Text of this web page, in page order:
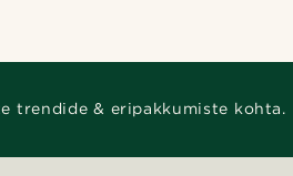
trendide & eripakkumiste kohta.